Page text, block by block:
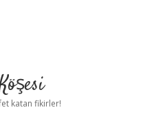
katan fikirler!